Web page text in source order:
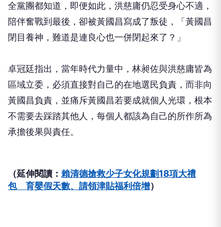
全黨團都知道，即便如此，洪慈庸仍忍受身心不適，
陪伴奮戰到最後，卻被黃國昌寫成了叛徒，「黃國昌
閉目養神，難道是連良心也一併閉起來了？」
卓冠廷指出，當年時代力量中，林昶佐與洪慈庸皆為
區域立委，必須直接對自己的在地選民負責，而非向
黃國昌負責，並痛斥黃國昌若要成就個人光環，根本
不需要去踩踏其他人，每個人都該為自己的所作所為
承擔後果與責任。
（延伸閱讀： 賴清德搶救少子女化規劃18項大禮
包 育嬰假天數、請領津貼福利倍增）